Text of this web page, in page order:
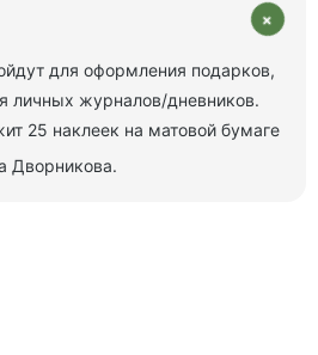
+
для оформления подарков,
личных журналов/дневников.
25 наклеек на матовой бумаге
Дворникова.